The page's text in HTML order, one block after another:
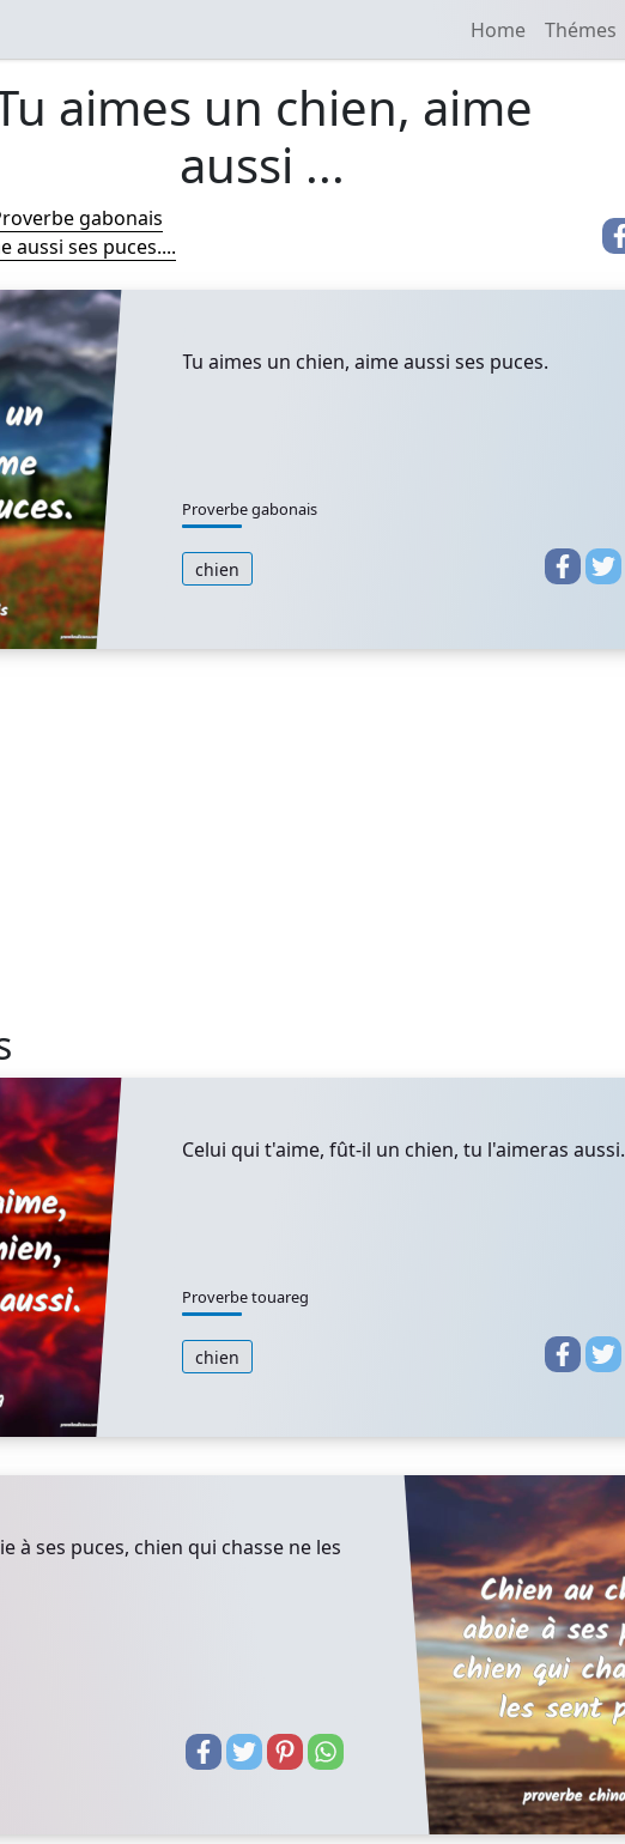
Home Thémes
aimes un chien, aime
aussi ...
gabonais
aussi ses puces....
Tu aimes un chien, aime aussi ses puces.
Proverbe gabonais
chien
Celui qui t'aime, fût-il un chien, tu l'aimeras aussi.
Proverbe touareg
chien
à ses puces, chien qui chasse ne les